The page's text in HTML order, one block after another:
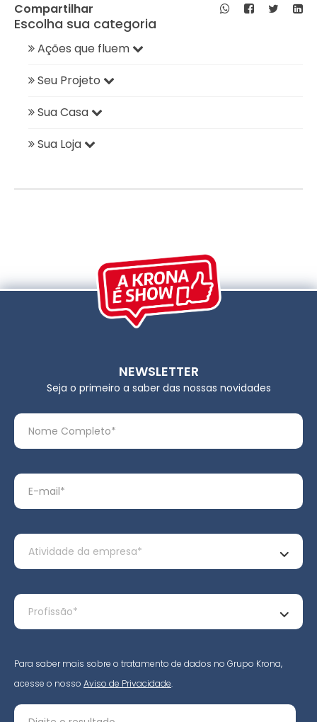
Compartilhar
Escolha sua categoria
Ações que fluem
Seu Projeto
Sua Casa
Sua Loja
NEWSLETTER
Seja o primeiro a saber das nossas novidades
Para saber mais sobre o tratamento de dados no Grupo Krona,
acesse o nosso Aviso de Privacidade.